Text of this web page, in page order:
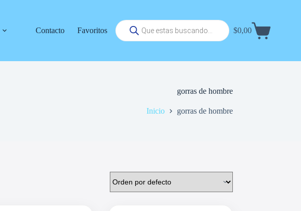
Contacto Favoritos
Búsqueda
de
productos
Carrito
$0,00
gorras de hombre
Inicio gorras de hombre